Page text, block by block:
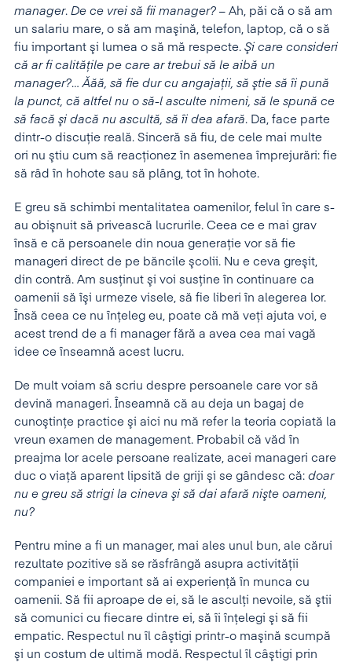
manager. De ce vrei să fii manager? – Ah, păi că o să am
un salariu mare, o să am maşină, telefon, laptop, că o să
fiu important şi lumea o să mă respecte. Şi care consideri
că ar fi calităţile pe care ar trebui să le aibă un
manager?…Ăăă, să fie dur cu angajaţii, să ştie să îi pună
la punct, că altfel nu o să-l asculte nimeni, să le spună ce
să facă şi dacă nu ascultă, să îi dea afară. Da, face parte
dintr-o discuţie reală. Sinceră să fiu, de cele mai multe
ori nu ştiu cum să reacţionez în asemenea împrejurări: fie
să râd în hohote sau să plâng, tot în hohote.
E greu să schimbi mentalitatea oamenilor, felul în care s-
au obişnuit să privească lucrurile. Ceea ce e mai grav
însă e că persoanele din noua generaţie vor să fie
manageri direct de pe băncile şcolii. Nu e ceva greşit,
din contră. Am susţinut şi voi susţine în continuare ca
oamenii să îşi urmeze visele, să fie liberi în alegerea lor.
Însă ceea ce nu înţeleg eu, poate că mă veţi ajuta voi, e
acest trend de a fi manager fără a avea cea mai vagă
idee ce înseamnă acest lucru.
De mult voiam să scriu despre persoanele care vor să
devină manageri. Înseamnă că au deja un bagaj de
cunoştinţe practice şi aici nu mă refer la teoria copiată la
vreun examen de management. Probabil că văd în
preajma lor acele persoane realizate, acei manageri care
duc o viaţă aparent lipsită de griji şi se gândesc că: doar
nu e greu să strigi la cineva şi să dai afară nişte oameni,
nu?
Pentru mine a fi un manager, mai ales unul bun, ale cărui
rezultate pozitive să se răsfrângă asupra activităţii
companiei e important să ai experienţă în munca cu
oamenii. Să fii aproape de ei, să le asculţi nevoile, să ştii
să comunici cu fiecare dintre ei, să îi înţelegi şi să fii
empatic. Respectul nu îl câştigi printr-o maşină scumpă
şi un costum de ultimă modă. Respectul îl câştigi prin